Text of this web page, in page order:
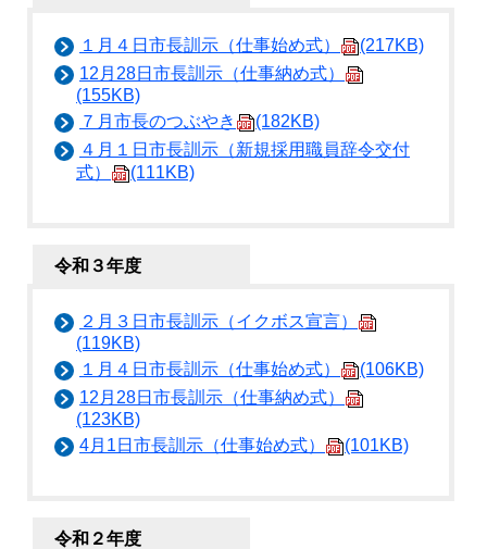
１月４日市長訓示（仕事始め式）
(217KB)
12月28日市長訓示（仕事納め式）
(155KB)
７月市長のつぶやき
(182KB)
４月１日市長訓示（新規採用職員辞令交付
式）
(111KB)
令和３年度
２月３日市長訓示（イクボス宣言）
(119KB)
１月４日市長訓示（仕事始め式）
(106KB)
12月28日市長訓示（仕事納め式）
(123KB)
4月1日市長訓示（仕事始め式）
(101KB)
令和２年度